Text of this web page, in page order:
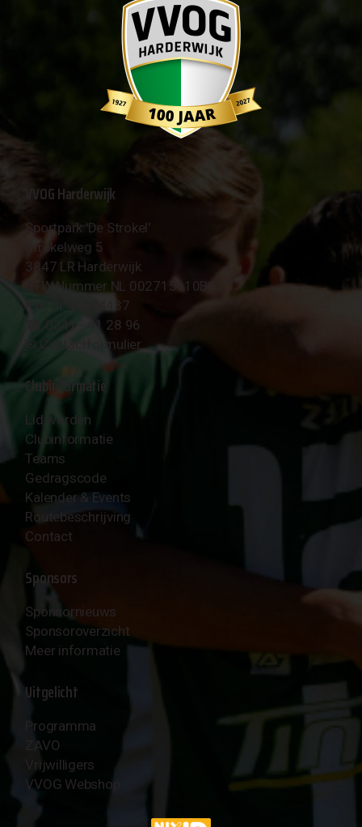
VVOG Harderwijk
Sportpark 'De Strokel'
Strokelweg 5
3847 LR Harderwijk
BTW Nummer NL 002715910B01
KvK Nr 40094437
☎︎ 0341 - 41 28 96
✉︎ Contactformulier
Clubinformatie
Lid worden
Clubinformatie
Teams
Gedragscode
Kalender & Events
Routebeschrijving
Contact
Sponsors
Sponsornieuws
Sponsoroverzicht
Meer informatie
Uitgelicht
Programma
ZAVO
Vrijwilligers
VVOG Webshop